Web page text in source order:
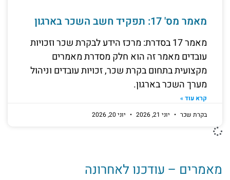
מאמר מס' 17: תפקיד חשב השכר בארגון
מאמר 17 בסדרת: מרכז הידע לבקרת שכר וזכויות
עובדים מאמר זה הוא חלק מסדרת מאמרים
מקצועית בתחום בקרת שכר, זכויות עובדים וניהול
מערך השכר בארגון.
קרא עוד »
בקרת שכר
יוני 21, 2026 יוני 20, 2026
מאמרים – עודכנו לאחרונה